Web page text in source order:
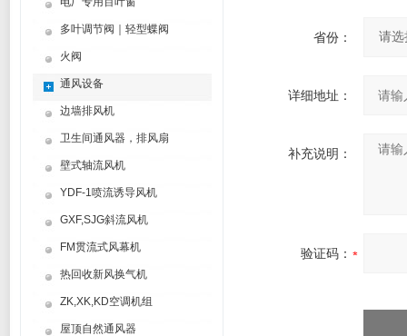
多叶调节阀｜轻型蝶阀
火阀
通风设备
边墙排风机
卫生间通风器，排风扇
壁式轴流风机
YDF-1喷流诱导风机
GXF,SJG斜流风机
FM贯流式风幕机
热回收新风换气机
ZK,XK,KD空调机组
屋顶自然通风器
省份：
详细地址：
补充说明：
验证码：